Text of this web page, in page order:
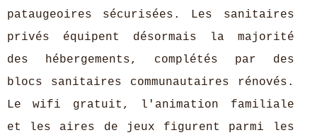
pataugeoires sécurisées. Les sanitaires
privés équipent désormais la majorité
des hébergements, complétés par des
blocs sanitaires communautaires rénovés.
Le wifi gratuit, l'animation familiale
et les aires de jeux figurent parmi les